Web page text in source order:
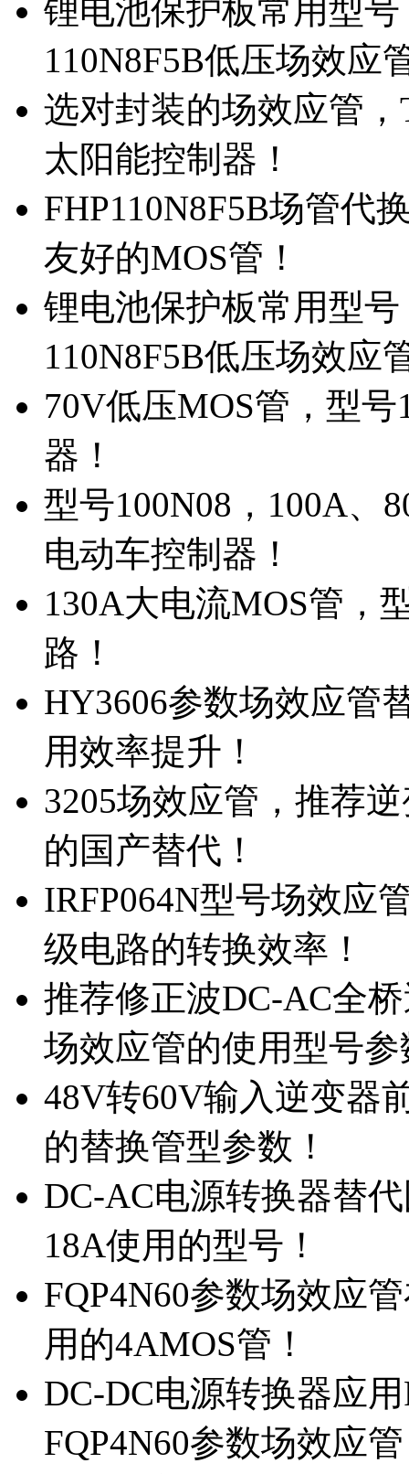
锂电池保护板常用型
110N8F5B低压场效应
选对封装的场效应管
太阳能控制器！
FHP110N8F5B场管代
友好的MOS管！
锂电池保护板常用型
110N8F5B低压场效应
70V低压MOS管，型
器！
型号100N08，100A、
电动车控制器！
130A大电流MOS管，
路！
HY3606参数场效应管
用效率提升！
3205场效应管，推荐
的国产替代！
IRFP064N型号场效应
级电路的转换效率！
推荐修正波DC-AC全
场效应管的使用型号参
48V转60V输入逆变器
的替换管型参数！
DC-AC电源转换器替
18A使用的型号！
FQP4N60参数场效应
用的4AMOS管！
DC-DC电源转换器应
FQP4N60参数场效应